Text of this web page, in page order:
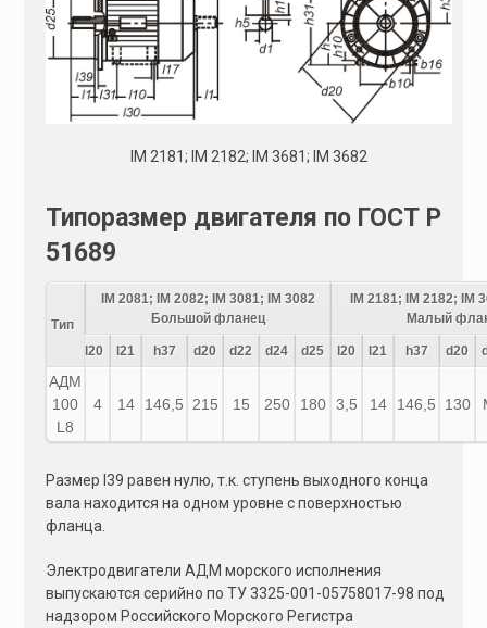
IM 2181; IM 2182; IM 3681; IM 3682
Типоразмер двигателя по ГОСТ Р
51689
Тип
IM 2081; IM 2082; IM 3081; IM 3082
Большой фланец
IM 2181; IM 2182; IM
Малый
l20 l21 h37 d20 d22 d24 d25 l20 l21 h37 d20
АДМ
100
L8
4 14 146,5 215 15 250 180 3,5 14 146,5 130
Размер l39 равен нулю, т.к. ступень выходного конца
вала находится на одном уровне с поверхностью
фланца.
Электродвигатели АДМ морского исполнения
выпускаются серийно по ТУ 3325-001-05758017-98 под
надзором Российского Морского Регистра